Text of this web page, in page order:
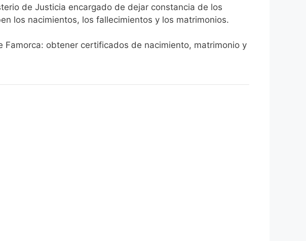
de Justicia encargado de dejar constancia de los
los nacimientos, los fallecimientos y los matrimonios.
obtener certificados de nacimiento, matrimonio y